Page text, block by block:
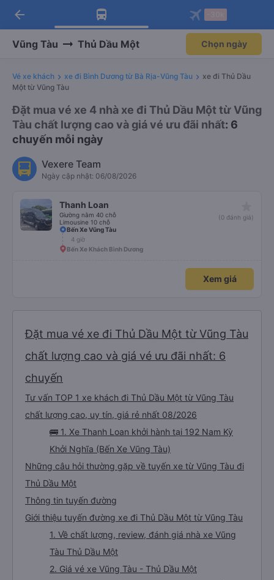
Tải app Vexere ngay!
Nhận ưu đãi thành viên độc
Mở app
Tải app Vexere
-30k/ghế khi đặt vé máy bay qua
Mở app
arrow_back
Vũng Tàu Thủ Dầu Một Chọn ngày
Vé xe khách xe đi Bình Dương từ Bà Rịa-Vũng Tàu
xe đi Thủ Dầu
Một từ Vũng Tàu
Đặt mua vé xe 4 nhà xe đi Thủ Dầu Một từ Vũng
Tàu chất lượng cao và giá vé ưu đãi nhất: 6
chuyến mỗi ngày
Vexere Team
Ngày cập nhật: 06/08/2026
Thanh Loan
Giường nằm 40 chỗ
Limousine 10 chỗ
(0 đánh giá)
Bến Xe Vũng Tàu
4 giờ
Bến Xe Khách Bình Dương
Xem giá
Đặt mua vé xe đi Thủ Dầu Một từ Vũng Tàu
chất lượng cao và giá vé ưu đãi nhất: 6
chuyến
Tư vấn TOP 1 xe khách đi Thủ Dầu Một từ Vũng Tàu
chất lượng cao, uy tín, giá rẻ nhất 08/2026
🚌 1. Xe Thanh Loan khởi hành tại 192 Nam Kỳ
Khởi Nghĩa (Bến Xe Vũng Tàu)
Những câu hỏi thường gặp về tuyến xe từ Vũng Tàu đi
Thủ Dầu Một
Thông tin tuyến đường
Giới thiệu tuyến đường xe đi Thủ Dầu Một từ Vũng Tàu
1. Về chất lượng, review, đánh giá nhà xe Vũng
Tàu Thủ Dầu Một
2. Giá vé xe Vũng Tàu - Thủ Dầu Một